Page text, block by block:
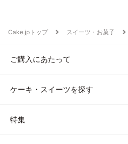
Cake.jpトップ スイーツ・お菓子
ご購入にあたって
ケーキ・スイーツを探す
特集